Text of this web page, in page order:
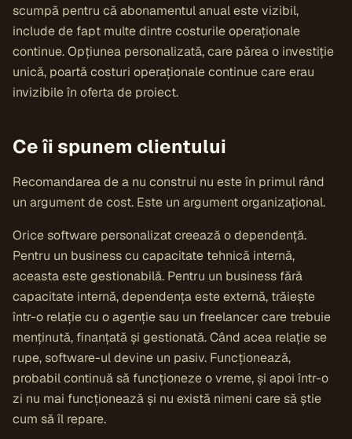
scumpă pentru că abonamentul anual este vizibil,
include de fapt multe dintre costurile operaționale
continue. Opțiunea personalizată, care părea o investiție
unică, poartă costuri operaționale continue care erau
invizibile în oferta de proiect.
Ce îi spunem clientului
Recomandarea de a nu construi nu este în primul rând
un argument de cost. Este un argument organizațional.
Orice software personalizat creează o dependență.
Pentru un business cu capacitate tehnică internă,
aceasta este gestionabilă. Pentru un business fără
capacitate internă, dependența este externă, trăiește
într-o relație cu o agenție sau un freelancer care trebuie
menținută, finanțată și gestionată. Când acea relație se
rupe, software-ul devine un pasiv. Funcționează,
probabil continuă să funcționeze o vreme, și apoi într-o
zi nu mai funcționează și nu există nimeni care să știe
cum să îl repare.